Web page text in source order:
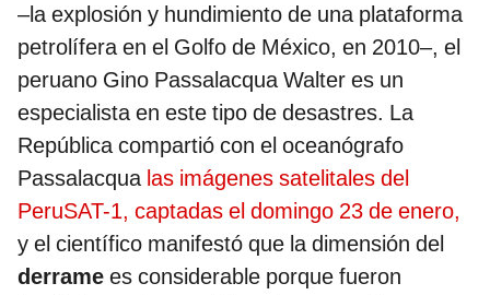
–la explosión y hundimiento de una plataforma
petrolífera en el Golfo de México, en 2010–, el
peruano Gino Passalacqua Walter es un
especialista en este tipo de desastres. La
República compartió con el oceanógrafo
Passalacqua las imágenes satelitales del
PeruSAT-1, captadas el domingo 23 de enero,
y el científico manifestó que la dimensión del
derrame es considerable porque fueron